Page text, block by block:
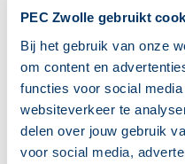
PEC Zwolle gebruikt
Bij het gebruik van onze
om content en
functies voor social
websiteverkeer te
delen over jouw gebruik
voor social media,
tafel(2019)
Zonnig Meppel stemt
Havendiner met hoog
Logistiek Netwerk
Kick-off seizoen
Logistiek Netwerk op
Sfeervol Havendiner
Investeren in mensen in